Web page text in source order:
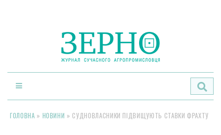
ГОЛОВНА » НОВИНИ » СУДНОВЛАСНИКИ ПІДВИЩУЮТЬ СТАВКИ ФРАХТУ